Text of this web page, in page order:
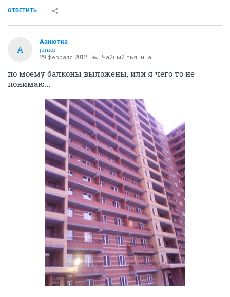
ОТВЕТИТЬ
А
Аанютка
junior
29 февраля 2012 Чайный пьяница
по моему балконы выложены, или я чего то не
понимаю...